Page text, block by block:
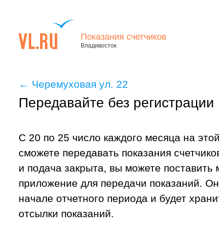
Показания счетчиков
Владивосток
← Черемуховая ул. 22
Передавайте без регистрации
С 20 по 25 число каждого месяца на
сможете передавать показания
и подача закрыта, вы можете поставить
приложение для передачи показаний.
начале отчетного периода и будет
отсылки показаний.